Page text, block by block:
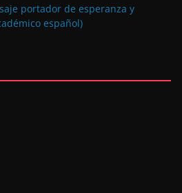
portador de esperanza y
español)